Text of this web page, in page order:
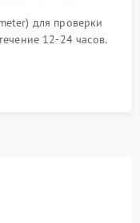
для проверки
12-24 часов.
отсутствия
к выдаче.